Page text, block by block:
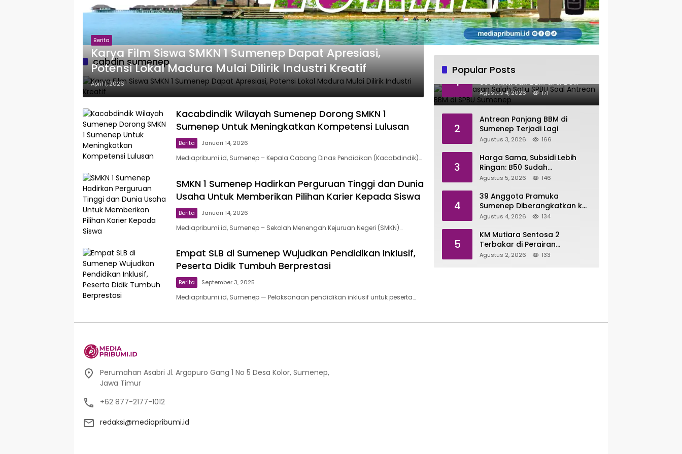
cabdin sumenep
Berita
Karya Film Siswa SMKN 1 Sumenep Dapat Apresiasi,
Potensi Lokal Madura Mulai Dilirik Industri Kreatif
April 1, 2026
Kacabdindik Wilayah Sumenep Dorong SMKN 1
Sumenep Untuk Meningkatkan Kompetensi Lulusan
Berita Januari 14, 2026
Mediapribumi.id, Sumenep – Kepala Cabang Dinas Pendidikan (Kacabdindik)…
SMKN 1 Sumenep Hadirkan Perguruan Tinggi dan Dunia
Usaha Untuk Memberikan Pilihan Karier Kepada Siswa
Berita Januari 14, 2026
Mediapribumi.id, Sumenep – Sekolah Menengah Kejuruan Negeri (SMKN)…
Empat SLB di Sumenep Wujudkan Pendidikan Inklusif,
Peserta Didik Tumbuh Berprestasi
Berita September 3, 2025
Mediapribumi.id, Sumenep — Pelaksanaan pendidikan inklusif untuk peserta…
Popular Posts
1
Ini Penjelasan Salah Satu SPBU
Soal Antrean BBM di SPBU
Sumenep
Agustus 4, 2026 171
2
Antrean Panjang BBM di
Sumenep Terjadi Lagi
Agustus 3, 2026 166
3
Harga Sama, Subsidi Lebih
Ringan: B50 Sudah
Tersalurkan di Sumenep
Agustus 5, 2026 146
4
39 Anggota Pramuka
Sumenep Diberangkatkan ke
Jambore Nasional XII di
Agustus 4, 2026 134
5
KM Mutiara Sentosa 2
Terbakar di Perairan
Sumenep, 250 Penumpang
Agustus 2, 2026 133
Perumahan Asabri Jl. Argopuro Gang 1 No 5 Desa Kolor, Sumenep,
Jawa Timur
+62 877-2177-1012
redaksi@mediapribumi.id